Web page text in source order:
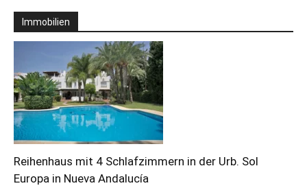
Immobilien
Reihenhaus mit 4 Schlafzimmern in der Urb. Sol
Europa in Nueva Andalucía